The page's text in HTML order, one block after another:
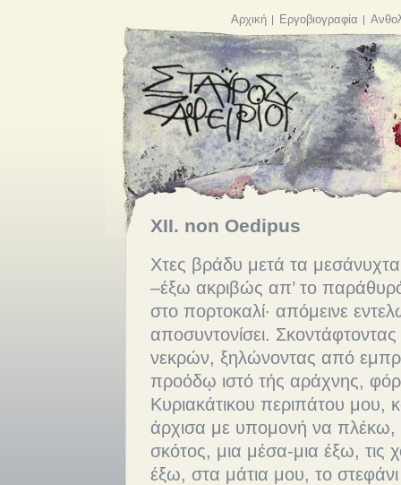
Αρχική Εργοβιογραφία
XII. non Oedipus
Χτες βράδυ μετά τα
–έξω ακριβώς απ’ το
στο πορτοκαλί· απόμεινε
αποσυντονίσει.
νεκρών, ξηλώνοντας από
προόδῳ ιστό τής αράχνης,
Κυριακάτικου περιπάτου
άρχισα με υπομονή να πλέκω,
σκότος, μια μέσα-μια έξω, τις
έξω, στα μάτια μου, το